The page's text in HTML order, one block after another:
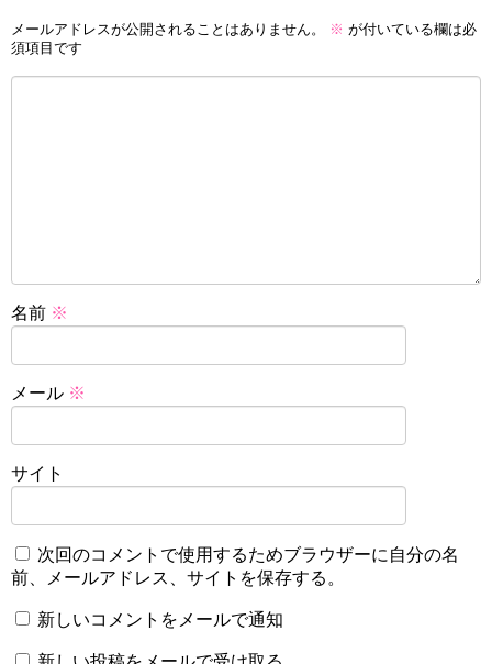
メールアドレスが公開されることはありません。 ※ が付いている欄は必
須項目です
名前 ※
メール ※
サイト
次回のコメントで使用するためブラウザーに自分の名
前、メールアドレス、サイトを保存する。
新しいコメントをメールで通知